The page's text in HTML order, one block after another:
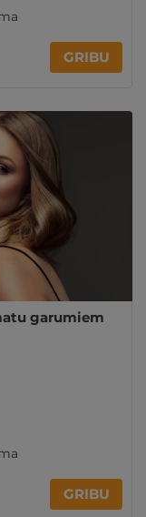
GRIBU
garumiem
GRIBU